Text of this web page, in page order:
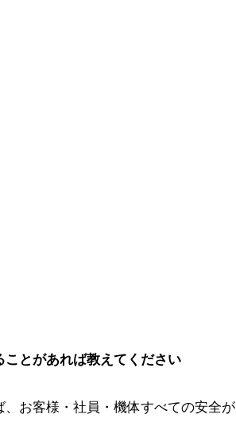
とがあれば教えてください
お客様・社員・機体すべての安全が